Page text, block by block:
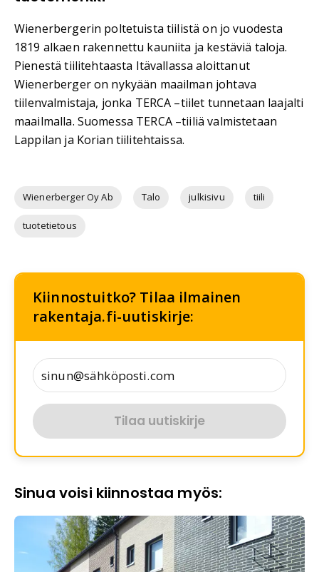
Wienerbergerin poltetuista tiilistä on jo vuodesta
1819 alkaen rakennettu kauniita ja kestäviä taloja.
Pienestä tiilitehtaasta Itävallassa aloittanut
Wienerberger on nykyään maailman johtava
tiilenvalmistaja, jonka TERCA –tiilet tunnetaan laajalti
maailmalla. Suomessa TERCA –tiiliä valmistetaan
Lappilan ja Korian tiilitehtaissa.
Wienerberger Oy Ab Talo julkisivu tiili
tuotetietous
Kiinnostuitko? Tilaa ilmainen
rakentaja.fi-uutiskirje:
Tilaa uutiskirje
Sinua voisi kiinnostaa myös: